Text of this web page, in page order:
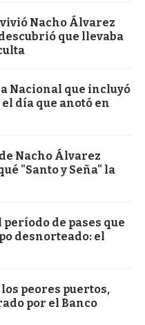
Nacho Álvarez
que llevaba
Nacional que incluyó
día que anotó en
Nacho Álvarez
"Santo y Seña" la
de pases que
desnorteado: el
peores puertos,
por el Banco